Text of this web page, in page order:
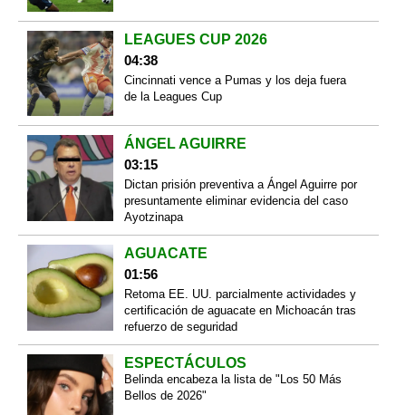
LEAGUES CUP 2026
04:38
Cincinnati vence a Pumas y los deja fuera
de la Leagues Cup
ÁNGEL AGUIRRE
03:15
Dictan prisión preventiva a Ángel Aguirre por
presuntamente eliminar evidencia del caso
Ayotzinapa
AGUACATE
01:56
Retoma EE. UU. parcialmente actividades y
certificación de aguacate en Michoacán tras
refuerzo de seguridad
ESPECTÁCULOS
Belinda encabeza la lista de "Los 50 Más
Bellos de 2026"